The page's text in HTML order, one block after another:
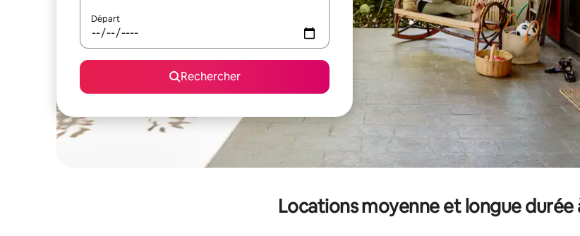
Départ
Rechercher
Locations moyenne et longue